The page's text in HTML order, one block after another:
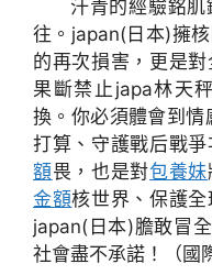
汗青的經驗銘
往。japan(日本)擁
的再次損害，更是
果斷禁止japa林天
換。你必須體會到
打算、守護戰后戰
額畏，也是對包養妹
金額核世界、保護
japan(日本)膽敢冒
社會盡不承諾！
（國